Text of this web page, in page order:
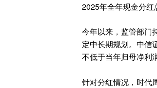
2025年全年现金分红
今年以来，监管部门
定中长期规划。中信
不低于当年归母净利
针对分红情况，时代